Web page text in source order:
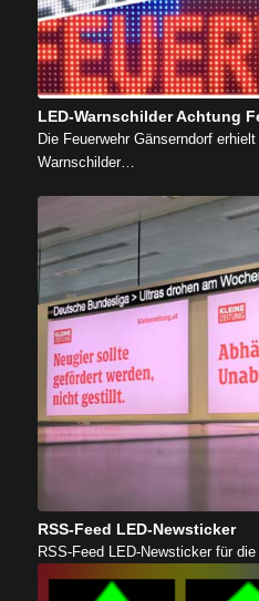
LED-Warnschilder Achtung
Die Feuerwehr Gänserndorf
Warnschilder…
RSS-Feed LED-Newsticker
RSS-Feed LED-Newsticker für